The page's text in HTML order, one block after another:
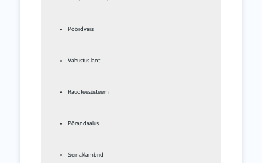
Pöördvars
Vahustus lant
Raudteesüsteem
Põrandaalus
Seinaklambrid